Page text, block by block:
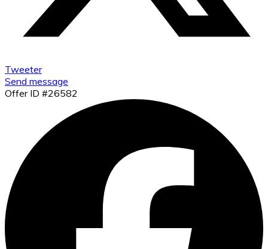
Tweeter
Send message
Offer ID #26582